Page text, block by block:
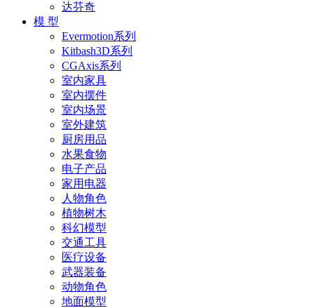
达芬奇
模 型
Evermotion系列
Kitbash3D系列
CGAxis系列
室内家具
室内摆件
室内场景
室外建筑
厨房用品
水果食物
电子产品
家用电器
人物角色
植物树木
科幻模型
交通工具
医疗设备
武器装备
动物角色
地面模型